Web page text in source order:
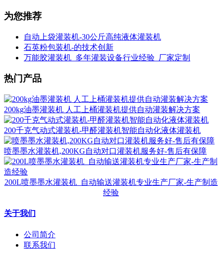
为您推荐
自动上袋灌装机-30公斤高纯液体灌装机
石英粉包装机-的技术创新
万能胶灌装机_多年灌装设备行业经验_厂家定制
热门产品
200kg油墨灌装机 人工上桶灌装机提供自动灌装解决方案
200千克气动式灌装机-甲醛灌装机智能自动化液体灌装机
喷墨墨水灌装机,200KG自动对口灌装机服务好-售后有保障
200L喷墨墨水灌装机_自动输送灌装机专业生产厂家-生产制造
经验
关于我们
公司简介
联系我们